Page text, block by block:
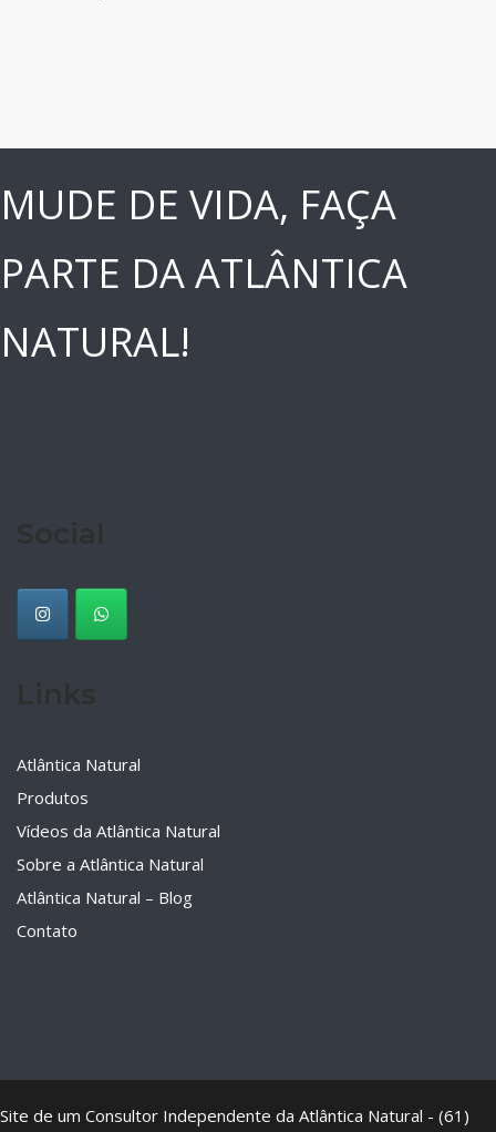
MUDE DE VIDA, FAÇA
PARTE DA ATLÂNTICA
NATURAL!
Atlântica Natural
Produtos
Vídeos da Atlântica Natural
Sobre a Atlântica Natural
Atlântica Natural – Blog
Contato
Site de um Consultor Independente da Atlântica Natural - (61)